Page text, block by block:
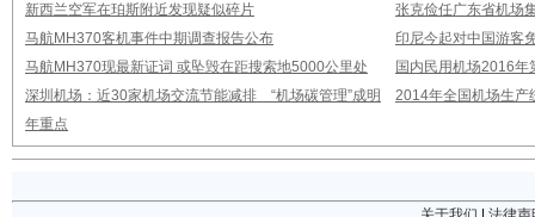
新西兰空军在珀斯附近发现疑似碎片
张克俭任广东省机场
马航MH370客机事件中期调查报告公布
印尼今起对中国游客
马航MH370现最新证词 或坠毁在距搜索地5000公里处
国内民用机场2016年
深圳机场：近30家机场交流节能减排 “机场碳管理”成明
年重点
2014年全国机场生产